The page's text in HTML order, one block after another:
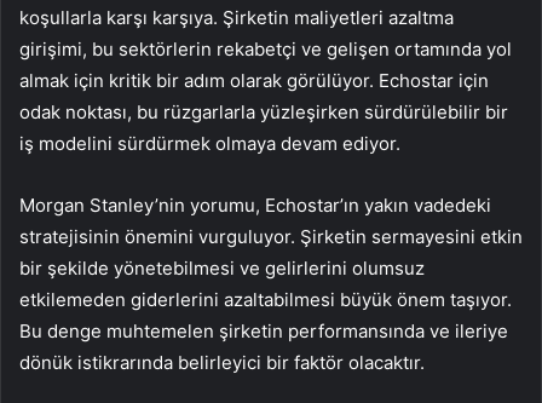
koşullarla karşı karşıya. Şirketin maliyetleri azaltma
girişimi, bu sektörlerin rekabetçi ve gelişen ortamında yol
almak için kritik bir adım olarak görülüyor. Echostar için
odak noktası, bu rüzgarlarla yüzleşirken sürdürülebilir bir
iş modelini sürdürmek olmaya devam ediyor.
Morgan Stanley’nin yorumu, Echostar’ın yakın vadedeki
stratejisinin önemini vurguluyor. Şirketin sermayesini etkin
bir şekilde yönetebilmesi ve gelirlerini olumsuz
etkilemeden giderlerini azaltabilmesi büyük önem taşıyor.
Bu denge muhtemelen şirketin performansında ve ileriye
dönük istikrarında belirleyici bir faktör olacaktır.